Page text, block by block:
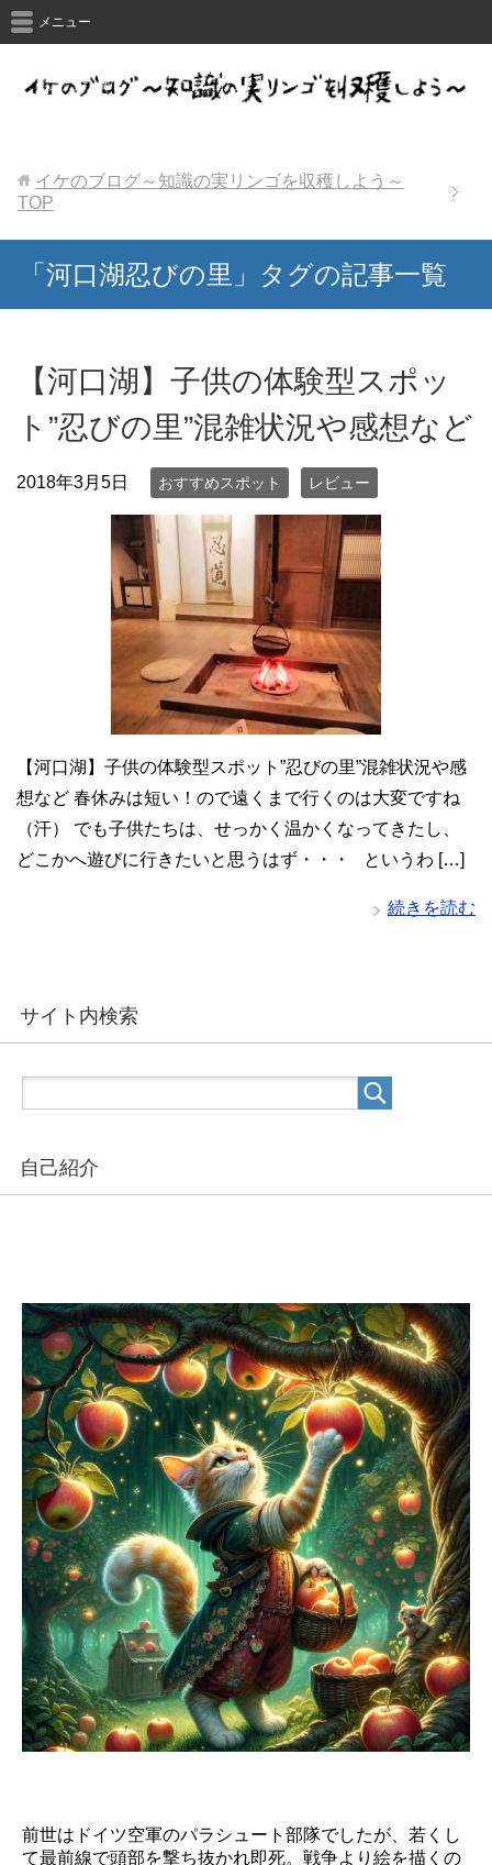
メニュー
イケのブログ～知識の実リンゴを収穫しよう～
TOP
「河口湖忍びの里」タグの記事一覧
【河口湖】子供の体験型スポッ
ト”忍びの里”混雑状況や感想など
2018年3月5日 おすすめスポット レビュー
【河口湖】子供の体験型スポット”忍びの里”混雑状況や感
想など 春休みは短い！ので遠くまで行くのは大変ですね
（汗） でも子供たちは、せっかく温かくなってきたし、
どこかへ遊びに行きたいと思うはず・・・ というわ […]
続きを読む
サイト内検索
自己紹介
前世はドイツ空軍のパラシュート部隊でしたが、若くし
て最前線で頭部を撃ち抜かれ即死。戦争より絵を描くの